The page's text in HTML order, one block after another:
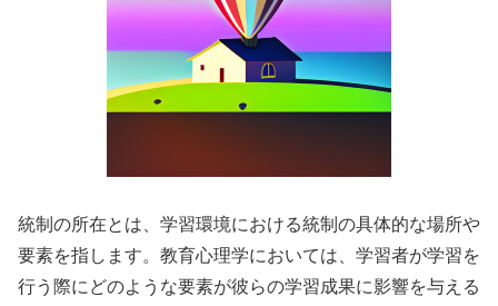
統制の所在とは、学習環境における統制の具体的な場所や
要素を指します。教育心理学においては、学習者が学習を
行う際にどのような要素が彼らの学習成果に影響を与える